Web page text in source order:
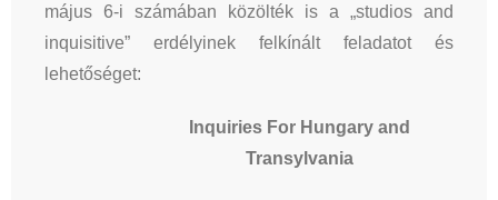
május 6-i számában közölték is a „studios and
inquisitive” erdélyinek felkínált feladatot és
lehetőséget:
Inquiries For Hungary and
Transylvania